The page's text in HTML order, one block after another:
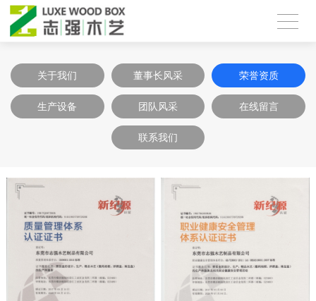
关于我们 董事长风采 荣誉资质
生产设备 团队风采 在线留言
联系我们